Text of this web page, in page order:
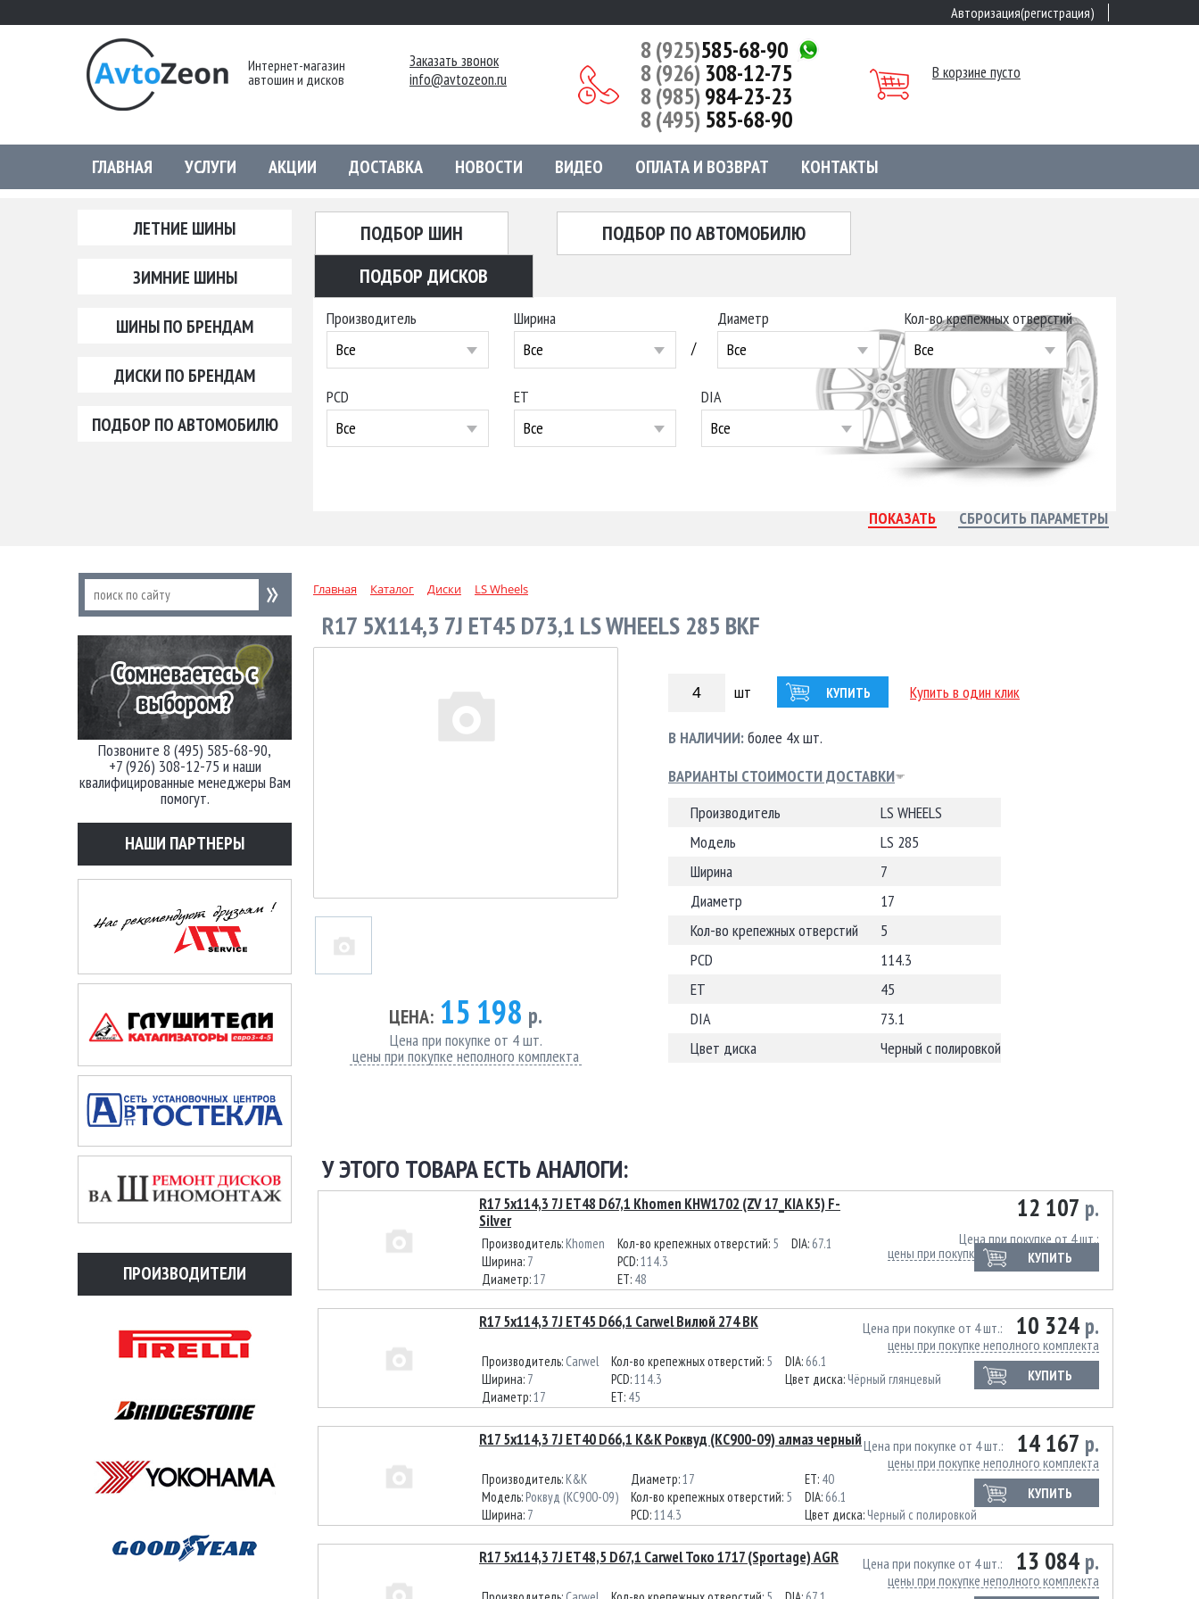
Авторизация(регистрация)
Интернет-магазин
автошин и дисков
Заказать звонок
info@avtozeon.ru
8 (925)585-68-90
8 (926) 308-12-75
8 (985)984-23-23
8 (495) 585-68-90
В корзине пусто
ГЛАВНАЯ УСЛУГИ АКЦИИ ДОСТАВКА НОВОСТИ ВИДЕО ОПЛАТА И ВОЗВРАТ КОНТАКТЫ
ЛЕТНИЕ ШИНЫ
ЗИМНИЕ ШИНЫ
ШИНЫ ПО БРЕНДАМ
ДИСКИ ПО БРЕНДАМ
ПОДБОР ПО АВТОМОБИЛЮ
ПОДБОР ШИН
ПОДБОР ПО АВТОМОБИЛЮ
ПОДБОР ДИСКОВ
Производитель
Все
Ширина
Все
/
Диаметр
Все
Кол-во крепежных отверстий
Все
PCD
Все
ET
Все
DIA
Все
Позвоните 8 (495) 585-68-90,
+7 (926) 308-12-75 и наши
квалифицированные менеджеры Вам
помогут.
НАШИ ПАРТНЕРЫ
ПРОИЗВОДИТЕЛИ
Главная Каталог Диски LS Wheels
R17 5X114,3 7J ET45 D73,1 LS WHEELS 285 BKF
ЦЕНА: 15 198 р.
Цена при покупке от 4 шт.
цены при покупке неполного комплекта
шт КУПИТЬ Купить в один клик
В НАЛИЧИИ:более 4х шт.
ВАРИАНТЫ СТОИМОСТИ ДОСТАВКИ
Производитель
LS WHEELS
Модель
LS 285
Ширина
7
Диаметр
17
Кол-во крепежных отверстий
5
PCD
114.3
ET
45
DIA
73.1
Цвет диска
Черный с полировкой
У ЭТОГО ТОВАРА ЕСТЬ АНАЛОГИ:
R17 5x114,3 7J ET48 D67,1 Khomen KHW1702 (ZV 17_KIA K5) F-
Silver
12 107 р.
Цена при покупке от 4 шт.
цены при покупке неполного комплекта
КУПИТЬ
Производитель: Khomen
Ширина: 7
Диаметр:17
Кол-во крепежных отверстий: 5
PCD:114.3
ET: 48
DIA: 67.1
R17 5x114,3 7J ET45 D66,1 Carwel Вилюй 274 BK 10 324 р.
Цена при покупке от 4 шт.
цены при покупке неполного комплекта
КУПИТЬ
Производитель: Carwel
Ширина: 7
Диаметр:17
Кол-во крепежных отверстий: 5
PCD:114.3
ET: 45
DIA: 66.1
Цвет диска: Чёрный глянцевый
R17 5x114,3 7J ET40 D66,1 К&К Роквуд (КС900-09) алмаз черный 14 167 р.
Цена при покупке от 4 шт.
цены при покупке неполного комплекта
КУПИТЬ
Производитель: K&K
Модель: Роквуд (КС900-09)
Ширина: 7
Диаметр:17
Кол-во крепежных отверстий: 5
PCD:114.3
ET: 40
DIA: 66.1
Цвет диска: Черный с полировкой
R17 5x114,3 7J ET48,5 D67,1 Carwel Токо 1717 (Sportage) AGR 13 084 р.
Цена при покупке от 4 шт.
цены при покупке неполного комплекта